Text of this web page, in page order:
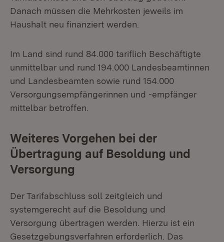
Danach müssen die Mehrkosten jeweils im
Haushalt neu finanziert werden.
Im Land sind rund 84.000 tariflich Beschäftigte
unmittelbar und rund 194.000 Landesbeamtinnen
und Landesbeamten sowie rund 154.000
Versorgungsempfängerinnen und -empfänger
mittelbar betroffen.
Weiteres Vorgehen bei der
Übertragung auf Besoldung und
Versorgung
Der Tarifabschluss soll zeitgleich und
systemgerecht auf die Besoldung und
Versorgung übertragen werden. Hierzu ist ein
Gesetzgebungsverfahren erforderlich. Das